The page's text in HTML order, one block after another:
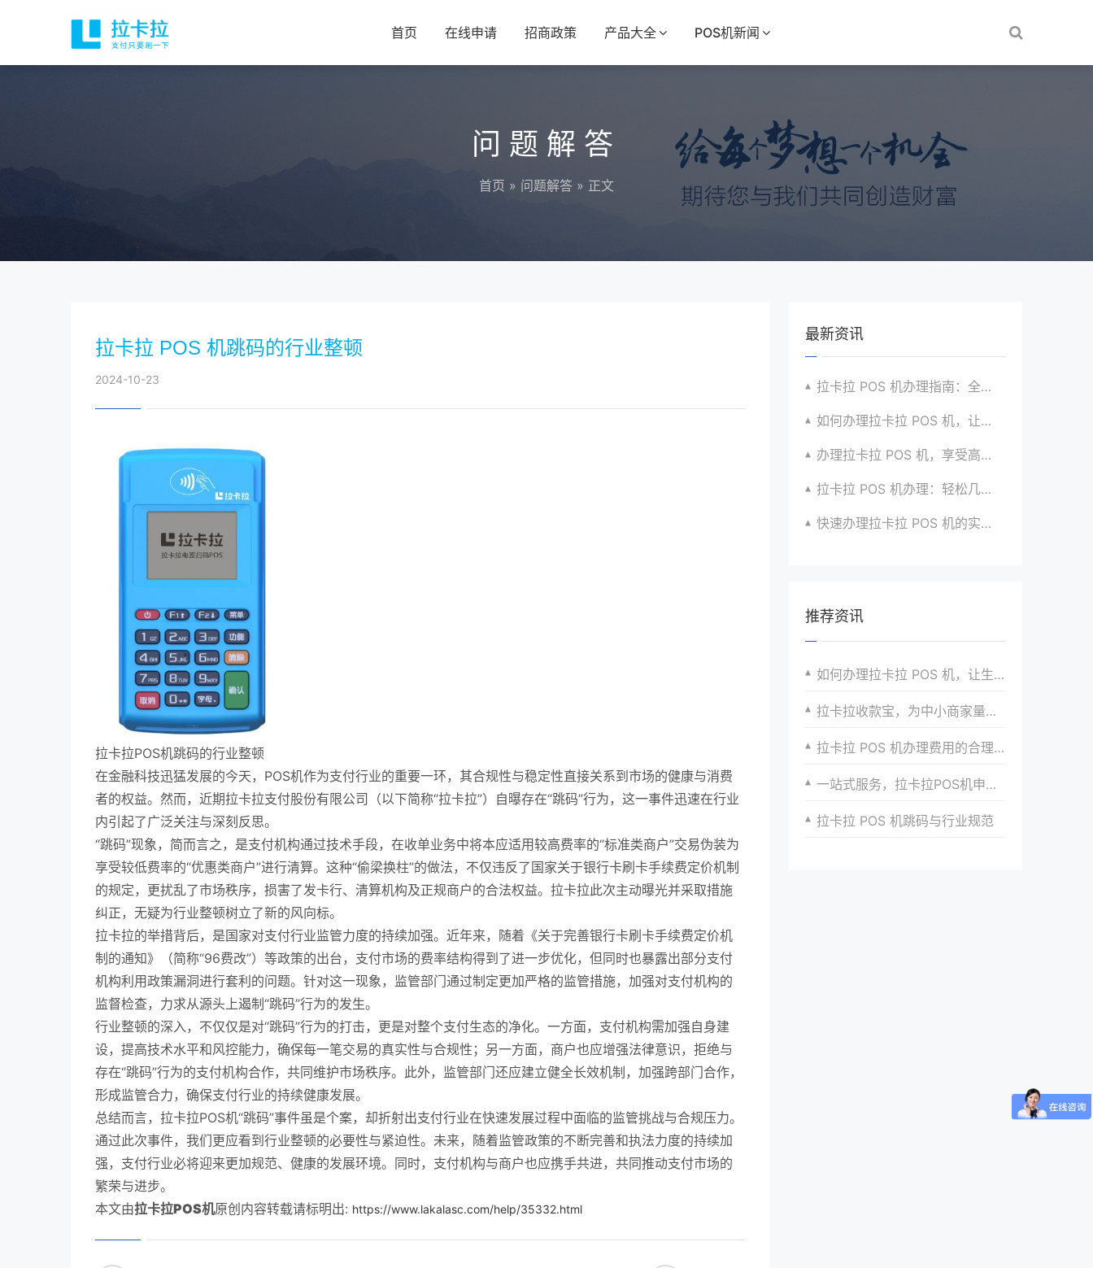
首页 在线申请 招商政策 产品大全 POS机新闻
问题解答
首页 » 问题解答 » 正文
拉卡拉 POS 机跳码的行业整顿
2024-10-23
拉卡拉POS机跳码的行业整顿
在金融科技迅猛发展的今天，POS机作为支付行业的重要一环，其合规性与稳定性直接关系到市场的健康与消费
者的权益。然而，近期拉卡拉支付股份有限公司（以下简称“拉卡拉”）自曝存在“跳码”行为，这一事件迅速在行业
内引起了广泛关注与深刻反思。
“跳码”现象，简而言之，是支付机构通过技术手段，在收单业务中将本应适用较高费率的“标准类商户”交易伪装为
享受较低费率的“优惠类商户”进行清算。这种“偷梁换柱”的做法，不仅违反了国家关于银行卡刷卡手续费定价机制
的规定，更扰乱了市场秩序，损害了发卡行、清算机构及正规商户的合法权益。拉卡拉此次主动曝光并采取措施
纠正，无疑为行业整顿树立了新的风向标。
拉卡拉的举措背后，是国家对支付行业监管力度的持续加强。近年来，随着《关于完善银行卡刷卡手续费定价机
制的通知》（简称“96费改”）等政策的出台，支付市场的费率结构得到了进一步优化，但同时也暴露出部分支付
机构利用政策漏洞进行套利的问题。针对这一现象，监管部门通过制定更加严格的监管措施，加强对支付机构的
监督检查，力求从源头上遏制“跳码”行为的发生。
行业整顿的深入，不仅仅是对“跳码”行为的打击，更是对整个支付生态的净化。一方面，支付机构需加强自身建
设，提高技术水平和风控能力，确保每一笔交易的真实性与合规性；另一方面，商户也应增强法律意识，拒绝与
存在“跳码”行为的支付机构合作，共同维护市场秩序。此外，监管部门还应建立健全长效机制，加强跨部门合作，
形成监管合力，确保支付行业的持续健康发展。
总结而言，拉卡拉POS机“跳码”事件虽是个案，却折射出支付行业在快速发展过程中面临的监管挑战与合规压力。
通过此次事件，我们更应看到行业整顿的必要性与紧迫性。未来，随着监管政策的不断完善和执法力度的持续加
强，支付行业必将迎来更加规范、健康的发展环境。同时，支付机构与商户也应携手共进，共同推动支付市场的
繁荣与进步。
本文由拉卡拉POS机原创内容转载请标明出: https://www.lakalasc.com/help/35332.html
最新资讯
拉卡拉 POS 机办理指南：全流程解析与建议汇总
如何办理拉卡拉 POS 机，让生意更顺畅？看过来
办理拉卡拉 POS 机，享受高效支付服务的窍门
拉卡拉 POS 机办理：轻松几步，实现便捷收款啦
快速办理拉卡拉 POS 机的实用方法全知道
推荐资讯
如何办理拉卡拉 POS 机，让生意更顺畅？看过来
拉卡拉收款宝，为中小商家量身定制的收款神器
拉卡拉 POS 机办理费用的合理控制与节省技巧
一站式服务，拉卡拉POS机申请与安装无忧
拉卡拉 POS 机跳码与行业规范